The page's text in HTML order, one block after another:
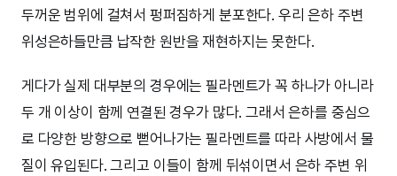
두꺼운 범위에 걸쳐서 펑퍼짐하게 분포한다. 우리 은하 주변
위성은하들만큼 납작한 원반을 재현하지는 못한다.
게다가 실제 대부분의 경우에는 필라멘트가 꼭 하나가 아니라
두 개 이상이 함께 연결된 경우가 많다. 그래서 은하를 중심으
로 다양한 방향으로 뻗어나가는 필라멘트를 따라 사방에서 물
질이 유입된다. 그리고 이들이 함께 뒤섞이면서 은하 주변 위